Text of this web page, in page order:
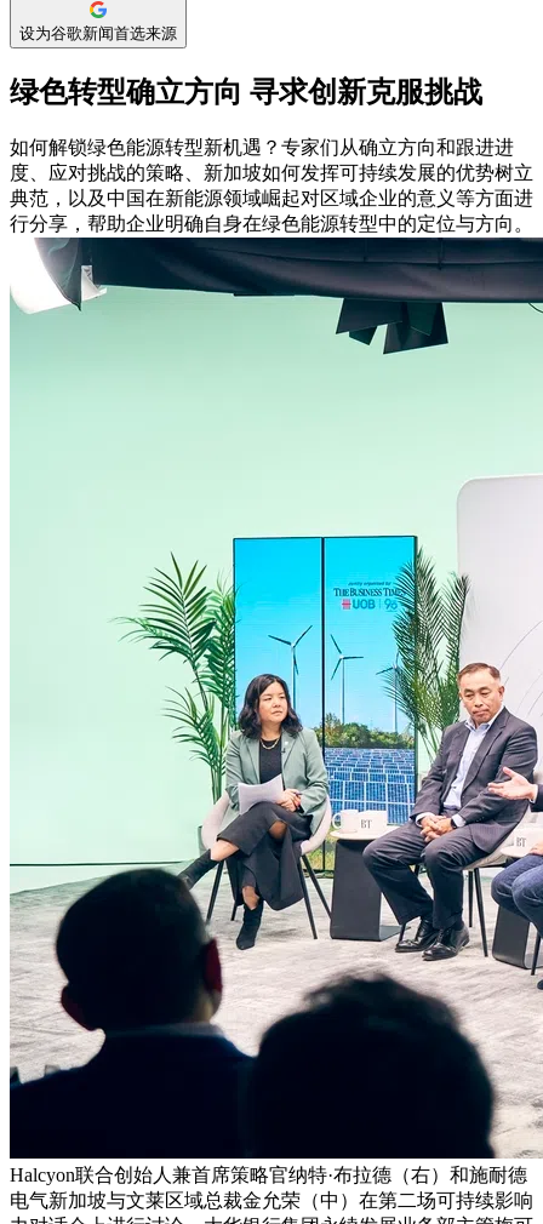
设为谷歌新闻首选来源
绿色转型确立方向 寻求创新克服挑战
如何解锁绿色能源转型新机遇？专家们从确立方向和跟进进
度、应对挑战的策略、新加坡如何发挥可持续发展的优势树立
典范，以及中国在新能源领域崛起对区域企业的意义等方面进
行分享，帮助企业明确自身在绿色能源转型中的定位与方向。
Halcyon联合创始人兼首席策略官纳特·布拉德（右）和施耐德
电气新加坡与文莱区域总裁金允荣（中）在第二场可持续影响